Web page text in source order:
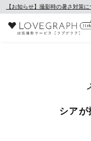
【お知らせ】撮影時の暑さ対策に
シア